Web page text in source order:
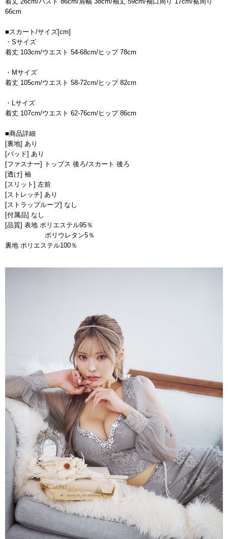
66cm
■スカート/サイズ[cm]
・Sサイズ
着丈 103cm/ウエスト 54-68cm/ヒップ 78cm
・Mサイズ
着丈 105cm/ウエスト 58-72cm/ヒップ 82cm
・Lサイズ
着丈 107cm/ウエスト 62-76cm/ヒップ 86cm
■商品詳細
[裏地] あり
[パッド] あり
[ファスナー] トップス 後ろ/スカート 後ろ
[透け] 袖
[スリット] 左前
[ストレッチ] あり
[ストラップループ] なし
[付属品] なし
[品質] 表地 ポリエステル95％
ポリウレタン5％
裏地 ポリエステル100％